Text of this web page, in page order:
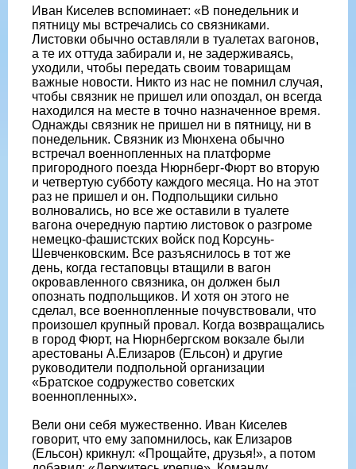
Иван Киселев вспоминает: «В понедельник и
пятницу мы встречались со связниками.
Листовки обычно оставляли в туалетах вагонов,
а те их оттуда забирали и, не задерживаясь,
уходили, чтобы передать своим товарищам
важные новости. Никто из нас не помнил случая,
чтобы связник не пришел или опоздал, он всегда
находился на месте в точно назначенное время.
Однажды связник не пришел ни в пятницу, ни в
понедельник. Связник из Мюнхена обычно
встречал военнопленных на платформе
пригородного поезда Нюрнберг-Фюрт во вторую
и четвертую субботу каждого месяца. Но на этот
раз не пришел и он. Подпольщики сильно
волновались, но все же оставили в туалете
вагона очередную партию листовок о разгроме
немецко-фашистских войск под Корсунь-
Шевченковским. Все разъяснилось в тот же
день, когда гестаповцы втащили в вагон
окровавленного связника, он должен был
опознать подпольщиков. И хотя он этого не
сделал, все военнопленные почувствовали, что
произошел крупный провал. Когда возвращались
в город Фюрт, на Нюрнбергском вокзале были
арестованы А.Елизаров (Ельсон) и другие
руководители подпольной организации
«Братское содружество советских
военнопленных».
Вели они себя мужественно. Иван Киселев
говорит, что ему запомнилось, как Елизаров
(Ельсон) крикнул: «Прощайте, друзья!», а потом